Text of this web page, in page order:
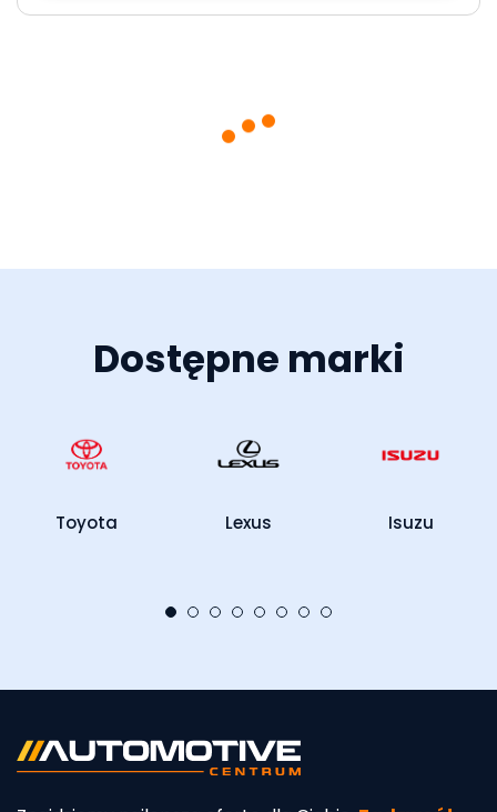
Automatyczna
243
Martwe pole
Ogrzewana kierownica
Cena katalogowa:
od ręki
SUV
Benzyna
Dach panoramiczny
Kamera 360 stopni